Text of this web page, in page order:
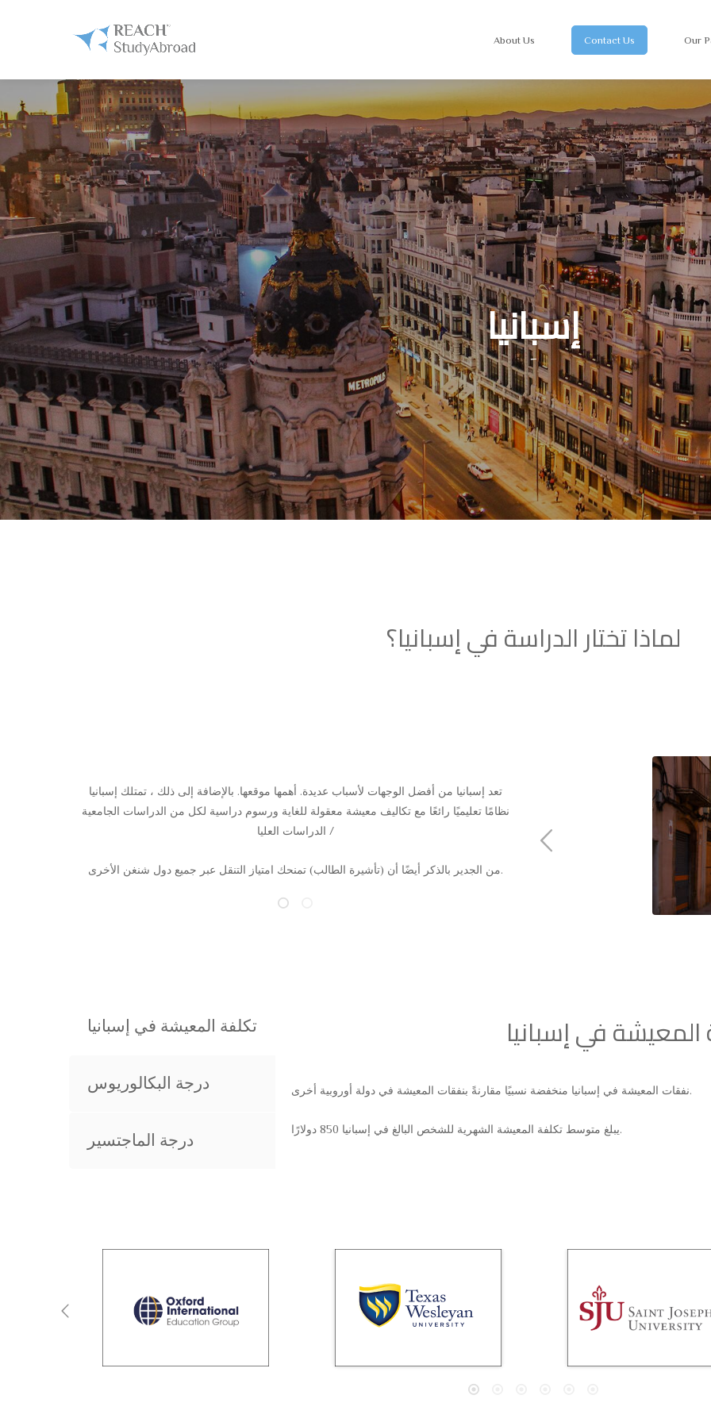
About Us Contact Us Our
إسبانيا
–
لماذا تختار الدراسة في إسبانيا؟
نظام تعليمي عظيم
تتمتع إسبانيا بفرصة عظيمة للتعلم بغض النظر عن تخصصك وبغض النظر عن الكلية التي اخترتها
جميع المستويات بأقصى قدر من فرص التعلم.
بالإضافة إلى ذلك ، تمتلك إسبانيا
دراسية لكل من الدراسات الجامعية
تكلفة المعيشة في إسبانيا
درجة البكالوريوس
درجة الماجتسير
في إسبانيا
نفقات المعيشة في إسبانيا منخفضة نسبيًا مقارنةً بنفقات المعيشة في دولة أوروبية أخرى.
يبلغ متوسط تكلفة المعيشة الشهرية للشخص البالغ في إسبانيا 850 دولارًا.